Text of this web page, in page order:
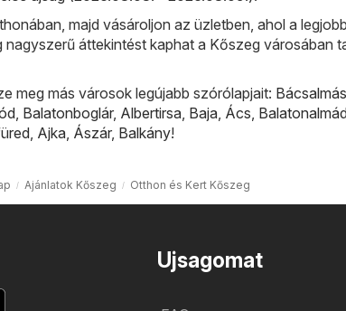
majd vásároljon az üzletben, ahol a
nagyszerű áttekintést kaphat a Kőszeg városában
meg más városok legújabb szórólapjait: Bácsalmás
Balatonboglár, Albertirsa Baja Ács
Ajka Ászár, Balkány!
Ajánlatok Kőszeg Otthon és Kert Kőszeg
Ujsagomat